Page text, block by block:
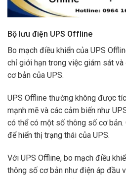
Bộ lưu điện UPS Offline
Bo mạch điều khiển của UPS
chỉ giới hạn trong việc giám sát
cơ bản của UPS.
UPS Offline thường không được
mạnh mẽ và các cảm biến như
có thể có một số thông số cơ bản.
để hiển thị trạng thái của UPS.
Với UPS Offline, bo mạch điều
thông số cơ bản như điện áp đầu